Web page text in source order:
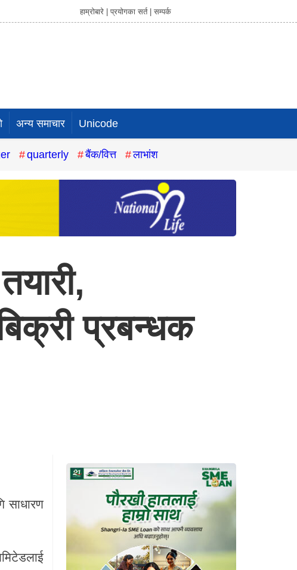
हाम्रोबारे | प्रयोगका सर्त | सम्पर्क
अन्य समाचार Unicode
quarterly बैंक/वित्त लाभांश
प्रबन्धक
साधारण
लाई